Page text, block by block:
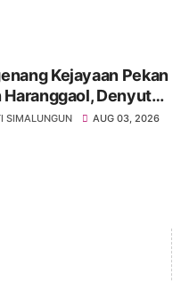
Kejayaan Pekan
Haranggaol, Denyut
di Tepi Danau Toba
SIMALUNGUN AUG 03, 2026